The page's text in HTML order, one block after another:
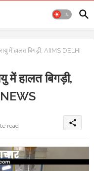
में हालत बिगड़ी, AIIMS DELHI
में हालत बिगड़ी,
read share